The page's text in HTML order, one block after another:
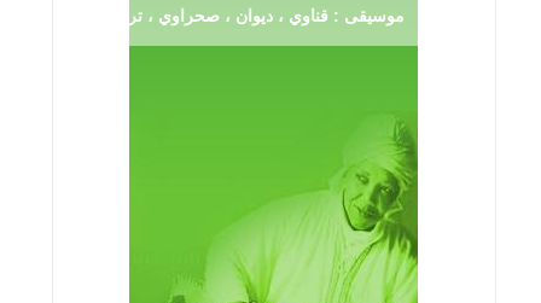
موسيقى : قناوي ، ديوان ، صحراوي ، ترڨية